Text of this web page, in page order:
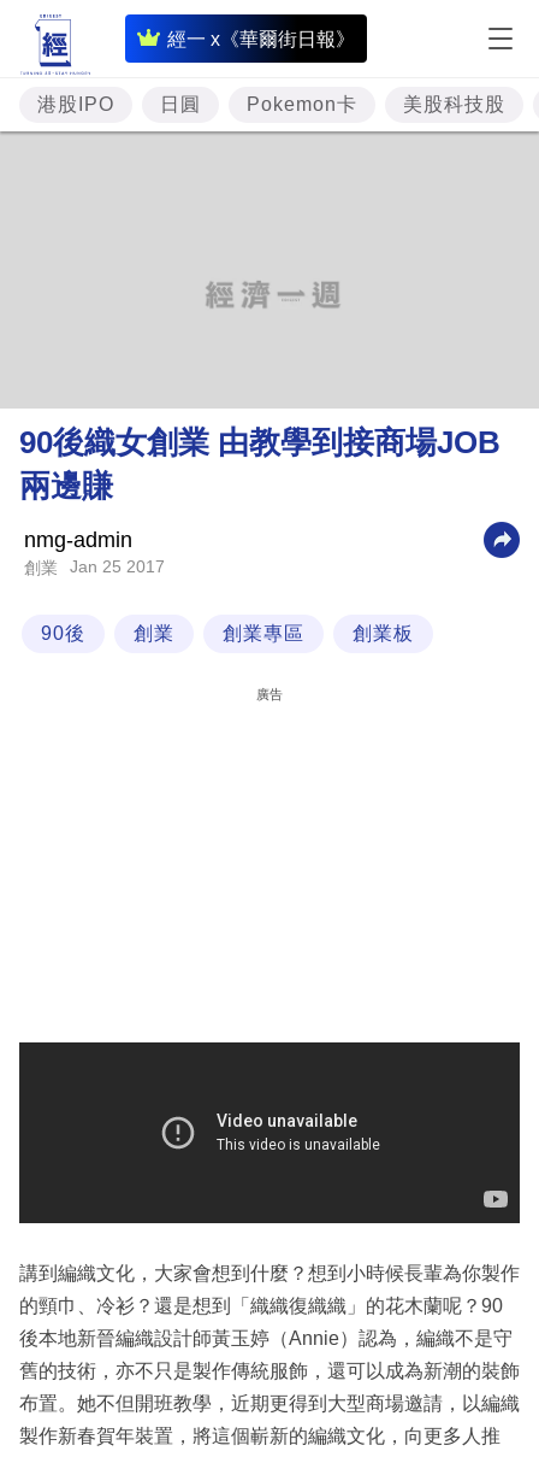
經一 x《華爾街日報》
即
時
財
經
理
財
科
港股IPO 日圓 Pokemon卡 美股科技股
90後織女創業 由教學到接商場JOB
兩邊賺
nmg-admin
創業 Jan 25 2017
90後 創業 創業專區 創業板
廣告
講到編織文化，大家會想到什麼？想到小時候長輩為你製作
的頸巾、冷衫？還是想到「織織復織織」的花木蘭呢？90
後本地新晉編織設計師黃玉婷（Annie）認為，編織不是守
舊的技術，亦不只是製作傳統服飾，還可以成為新潮的裝飾
布置。她不但開班教學，近期更得到大型商場邀請，以編織
製作新春賀年裝置，將這個嶄新的編織文化，向更多人推